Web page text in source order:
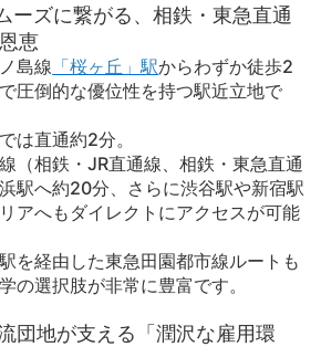
ーズに繋がる、相鉄・東急直通
恵
島線 「桜ヶ丘」駅からわずか徒歩2
圧倒的な優位性を持つ駅近立地で
は直通約2分。
（相鉄・JR直通線、相鉄・東急直通
駅へ約20分、さらに渋谷駅や新宿駅
アへもダイレクトにアクセスが可能
を経由した東急田園都市線ルートも
の選択肢が非常に豊富です。
団地が支える「潤沢な雇用環